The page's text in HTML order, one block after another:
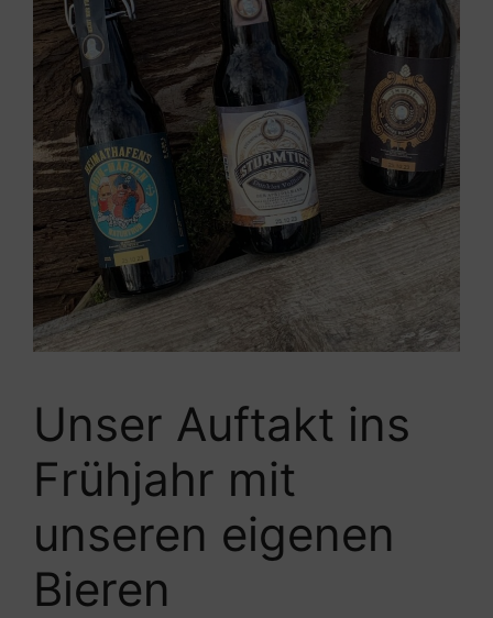
Unser Auftakt ins
Frühjahr mit
unseren eigenen
Bieren